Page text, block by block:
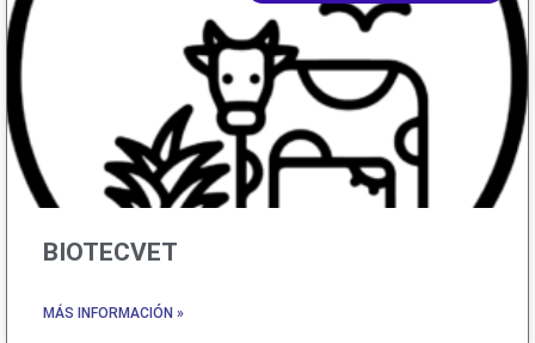
BIOTECVET
MÁS INFORMACIÓN »